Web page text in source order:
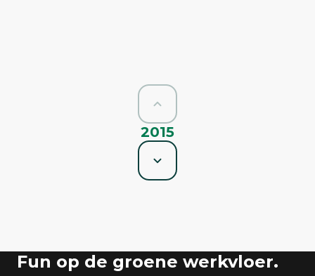
2015
Fun op de groene werkvloer.